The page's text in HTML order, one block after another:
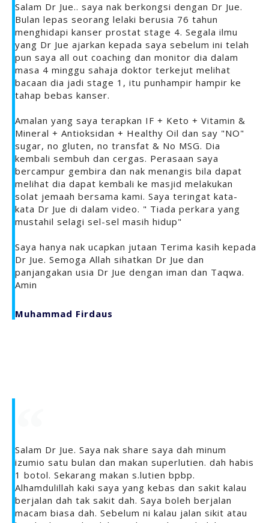
Salam Dr Jue.. saya nak berkongsi dengan Dr Jue.
Bulan lepas seorang lelaki berusia 76 tahun
menghidapi kanser prostat stage 4. Segala ilmu
yang Dr Jue ajarkan kepada saya sebelum ini telah
pun saya all out coaching dan monitor dia dalam
masa 4 minggu sahaja doktor terkejut melihat
bacaan dia jadi stage 1, itu punhampir hampir ke
tahap bebas kanser.
Amalan yang saya terapkan IF + Keto + Vitamin &
Mineral + Antioksidan + Healthy Oil dan say "NO"
sugar, no gluten, no transfat & No MSG. Dia
kembali sembuh dan cergas. Perasaan saya
bercampur gembira dan nak menangis bila dapat
melihat dia dapat kembali ke masjid melakukan
solat jemaah bersama kami. Saya teringat kata-
kata Dr Jue di dalam video. " Tiada perkara yang
mustahil selagi sel-sel masih hidup"
Saya hanya nak ucapkan jutaan Terima kasih kepada
Dr Jue. Semoga Allah sihatkan Dr Jue dan
panjangakan usia Dr Jue dengan iman dan Taqwa.
Amin
Muhammad Firdaus
Salam Dr Jue. Saya nak share saya dah minum
izumio satu bulan dan makan superlutien. dah habis
1 botol. Sekarang makan s.lutien bpbp.
Alhamdulillah kaki saya yang kebas dan sakit kalau
berjalan dah tak sakit dah. Saya boleh berjalan
macam biasa dah. Sebelum ni kalau jalan sikit atau